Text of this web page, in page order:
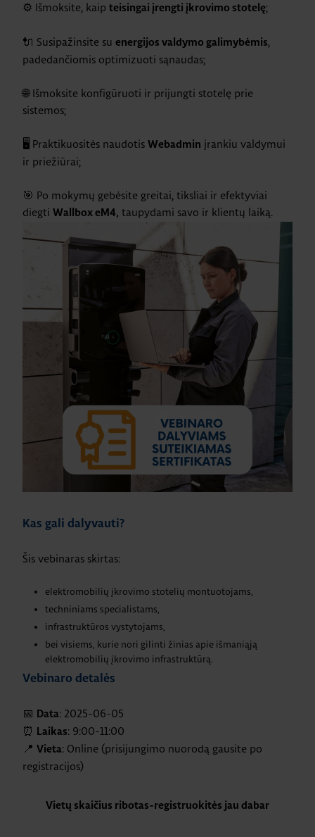
⚙️ Išmoksite, kaip teisingai įrengti įkrovimo stotelę;
🔌 Susipažinsite su energijos valdymo galimybėmis,
padedančiomis optimizuoti sąnaudas;
🌐 Išmoksite konfigūruoti ir prijungti stotelę prie
sistemos;
🖥 Praktikuositės naudotis Webadmin įrankiu valdymui
ir priežiūrai;
🎯 Po mokymų gebėsite greitai, tiksliai ir efektyviai
diegti Wallbox eM4, taupydami savo ir klientų laiką.
Kas gali dalyvauti?
Šis vebinaras skirtas:
elektromobilių įkrovimo stotelių montuotojams,
techniniams specialistams,
infrastruktūros vystytojams,
bei visiems, kurie nori gilinti žinias apie išmaniąją
elektromobilių įkrovimo infrastruktūrą.
Vebinaro detalės
📅 Data: 2025-06-05
⏰
Laikas: 9:00-11:00
📍 Vieta: Online (prisijungimo nuorodą gausite po
registracijos)
Vietų skaičius ribotas-registruokitės jau dabar